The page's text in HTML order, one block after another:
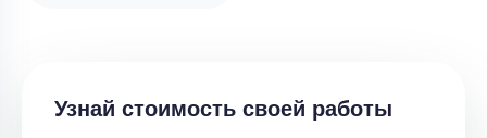
Узнай стоимость своей работы